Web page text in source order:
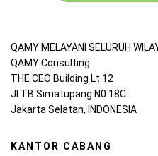
QAMY MELAYANI SELURUH
QAMY Consulting
THE CEO Building Lt.12
Jl TB Simatupang N0 18C
Jakarta Selatan, INDONESIA
KANTOR CABANG